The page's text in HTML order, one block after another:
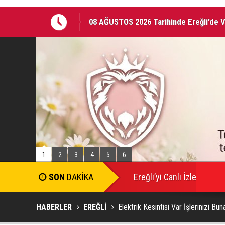
08 AĞUSTOS 2026 Tarihinde Ereğli’de
Ereğli Kaymakam Genel, Genç
1 2 3 4 5 6
SON DAKİKA Ereğli’yi Canlı İzle
HABERLER EREĞLİ Elektrik Kesintisi Var İşlerinizi